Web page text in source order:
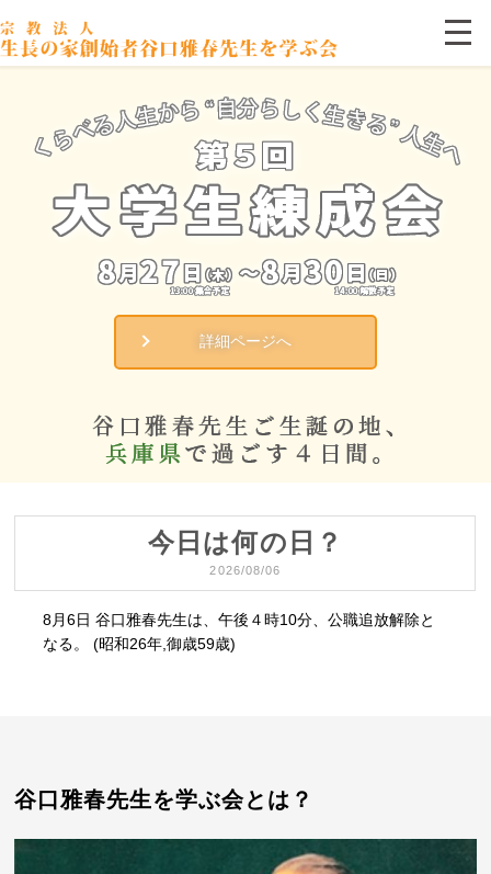
詳細ページへ
詳細ページへ
詳細ページへ
今日は何の日？
2026/08/06
8月6日 谷口雅春先生は、午後４時10分、公職追放解除と
なる。 (昭和26年,御歳59歳)
谷口雅春先生を学ぶ会とは？